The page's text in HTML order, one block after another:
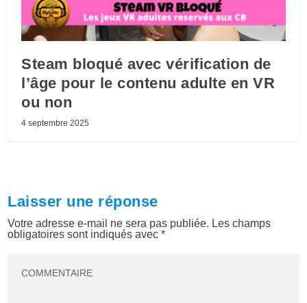
Steam bloqué avec vérification de
l’âge pour le contenu adulte en VR
ou non
4 septembre 2025
Laisser une réponse
Votre adresse e-mail ne sera pas publiée. Les champs
obligatoires sont indiqués avec*